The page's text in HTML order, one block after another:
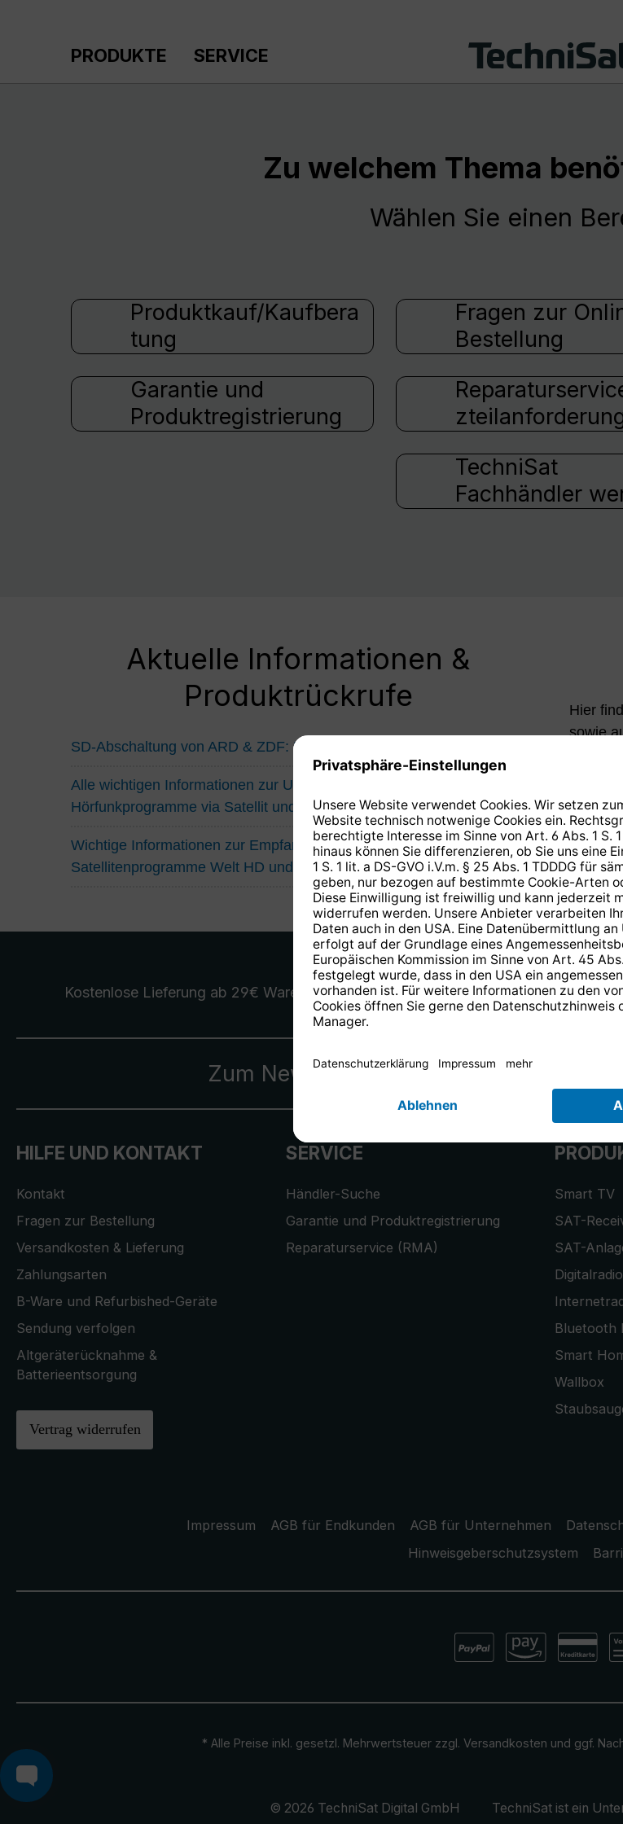
PRODUKTE SERVICE
Zu welchem Thema
Wählen Sie einen
Produktkauf/Kaufbera
tung
Fragen zur
Bestellung
Garantie und
Produktregistrierung
TechniSat
Fachhändler
Aktuelle Informationen &
Produktrückrufe
SD-Abschaltung von ARD & ZDF: Das müssen Sie wissen
Alle wichtigen Informationen zur Umstellung der ARD-
Hörfunkprogramme via Satellit und Kabel
Wichtige Informationen zur Empfangssituation der
Satellitenprogramme Welt HD und Eurosport HD
Hier
sowie
Kostenlose Lieferung ab 29€ Warenwert 14 Tage kostenlose
Zum Newsletter anmelden und
HILFE UND KONTAKT
Kontakt
Fragen zur Bestellung
Versandkosten & Lieferung
Zahlungsarten
B-Ware und Refurbished-Geräte
Sendung verfolgen
Altgeräterücknahme &
Batterieentsorgung
Vertrag widerrufen
SERVICE
Händler-Suche
Garantie und Produktregistrierung
Reparaturservice (RMA)
Smart TV
SAT-
SAT-
Bluetooth
Smart
Wallbox
Impressum AGB für Endkunden AGB für Unternehmen
Hinweisgeberschutzsystem
* Alle Preise inkl. gesetzl. Mehrwertsteuer zzgl. Versandkosten und ggf.
© 2026 TechniSat Digital GmbH TechniSat ist ein